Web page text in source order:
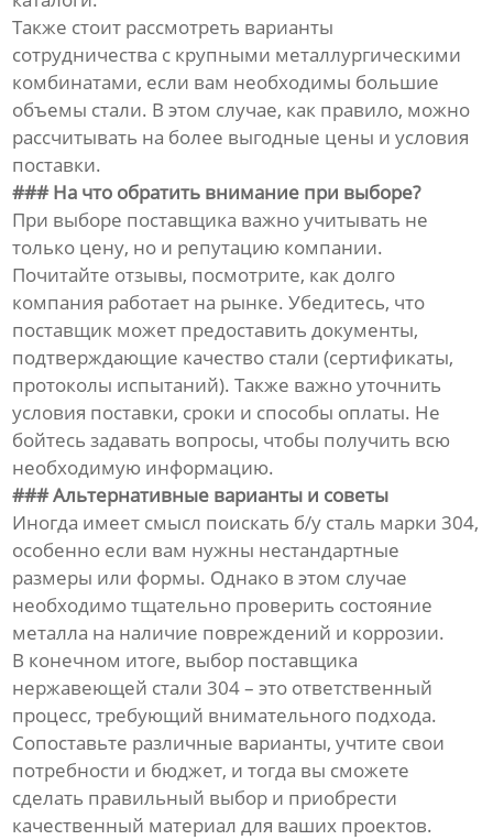
Также стоит рассмотреть варианты
сотрудничества с крупными металлургическими
комбинатами, если вам необходимы большие
объемы стали. В этом случае, как правило, можно
рассчитывать на более выгодные цены и условия
поставки.
### На что обратить внимание при выборе?
При выборе поставщика важно учитывать не
только цену, но и репутацию компании.
Почитайте отзывы, посмотрите, как долго
компания работает на рынке. Убедитесь, что
поставщик может предоставить документы,
подтверждающие качество стали (сертификаты,
протоколы испытаний). Также важно уточнить
условия поставки, сроки и способы оплаты. Не
бойтесь задавать вопросы, чтобы получить всю
необходимую информацию.
### Альтернативные варианты и советы
Иногда имеет смысл поискать б/у сталь марки 304,
особенно если вам нужны нестандартные
размеры или формы. Однако в этом случае
необходимо тщательно проверить состояние
металла на наличие повреждений и коррозии.
В конечном итоге, выбор поставщика
нержавеющей стали 304 – это ответственный
процесс, требующий внимательного подхода.
Сопоставьте различные варианты, учтите свои
потребности и бюджет, и тогда вы сможете
сделать правильный выбор и приобрести
качественный материал для ваших проектов.